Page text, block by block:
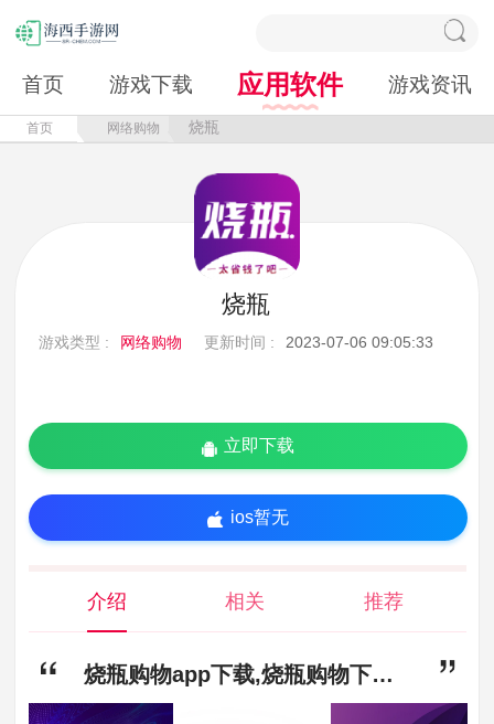
首页 游戏下载 应用软件 游戏资讯
首页 网络购物 烧瓶
烧瓶
游戏类型 : 网络购物 更新时间 : 2023-07-06 09:05:33
立即下载
ios暂无
介绍 相关 推荐
烧瓶购物app下载,烧瓶购物下载安卓最新版